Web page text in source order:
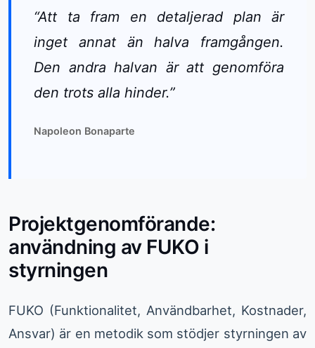
“Att ta fram en detaljerad plan är
inget annat än halva framgången.
Den andra halvan är att genomföra
den trots alla hinder.”
Napoleon Bonaparte
Projektgenomförande:
användning av FUKO i
styrningen
FUKO (Funktionalitet, Användbarhet, Kostnader,
Ansvar) är en metodik som stödjer styrningen av